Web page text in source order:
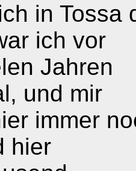
in Tossa
ich vor
Jahren
und mir
immer
hier